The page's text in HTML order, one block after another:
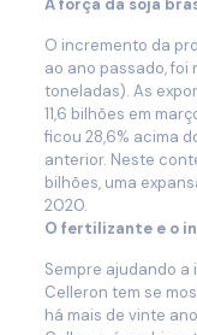
A força da soja
O incremento da
ao ano passado, foi
toneladas). As
11,6 bilhões em
ficou 28,6% acima
anterior. Neste
bilhões, uma
2020.
O fertilizante e o
Sempre ajudando
Celleron tem se
há mais de vinte